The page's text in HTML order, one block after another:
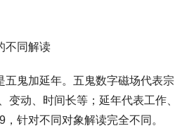
不同解读
五鬼加延年。五鬼数字磁场代表宗
变动、时间长等；延年代表工作、
针对不同对象解读完全不同。